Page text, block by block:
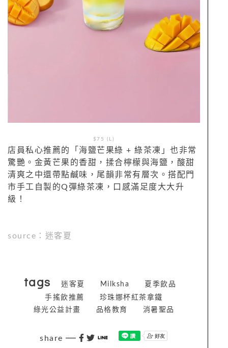
$75 (L)
店員私心推薦的「海鹽芒果綠 + 綠茶凍」也非常
驚艷。金黃芒果的香甜，揉合檸檬與海鹽，酸甜
清爽之中還帶點鹹味，尾韻非常有層次。搭配門
市手工自製的Q彈綠茶凍，口感滿足度大大升
級！
source：迷客夏
tags 迷客夏 Milksha
夏季飲品
手搖飲推薦
珍珠娜杯紅茶拿鐵
綠光公益計畫
品格教育 消暑聖品
share